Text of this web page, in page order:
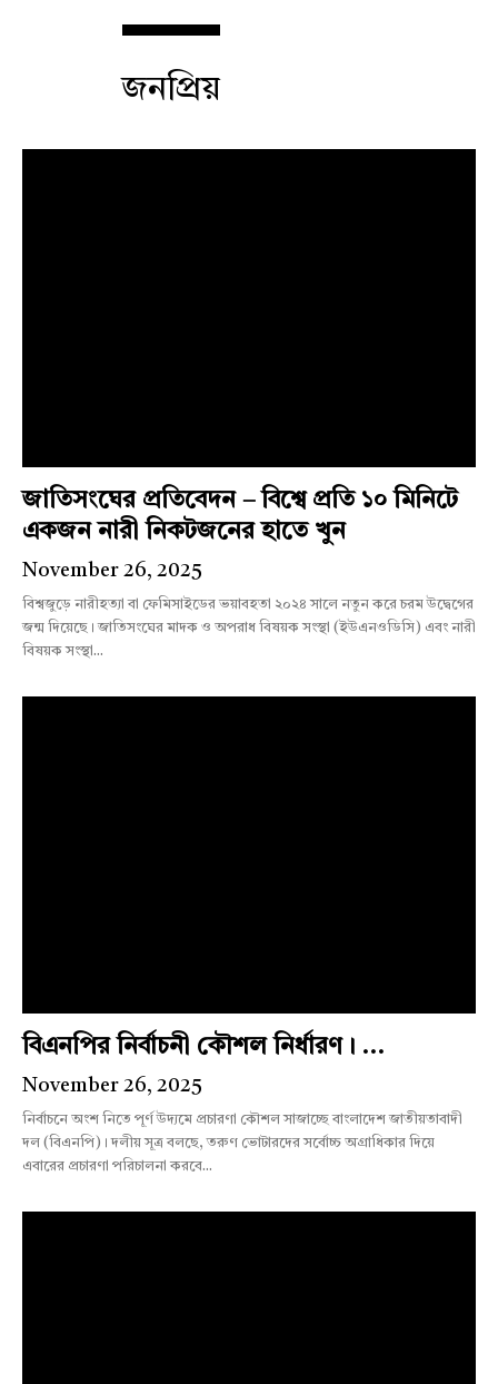
জনপ্রিয়
জাতিসংঘের প্রতিবেদন – বিশ্বে প্রতি ১০ মিনিটে
একজন নারী নিকটজনের হাতে খুন
November 26, 2025
বিশ্বজুড়ে নারীহত্যা বা ফেমিসাইডের ভয়াবহতা ২০২৪ সালে নতুন করে চরম উদ্বেগের
জন্ম দিয়েছে। জাতিসংঘের মাদক ও অপরাধ বিষয়ক সংস্থা (ইউএনওডিসি) এবং নারী
বিষয়ক সংস্থা...
বিএনপির নির্বাচনী কৌশল নির্ধারণ। ...
November 26, 2025
নির্বাচনে অংশ নিতে পূর্ণ উদ্যমে প্রচারণা কৌশল সাজাচ্ছে বাংলাদেশ জাতীয়তাবাদী
দল (বিএনপি)। দলীয় সূত্র বলছে, তরুণ ভোটারদের সর্বোচ্চ অগ্রাধিকার দিয়ে
এবারের প্রচারণা পরিচালনা করবে...